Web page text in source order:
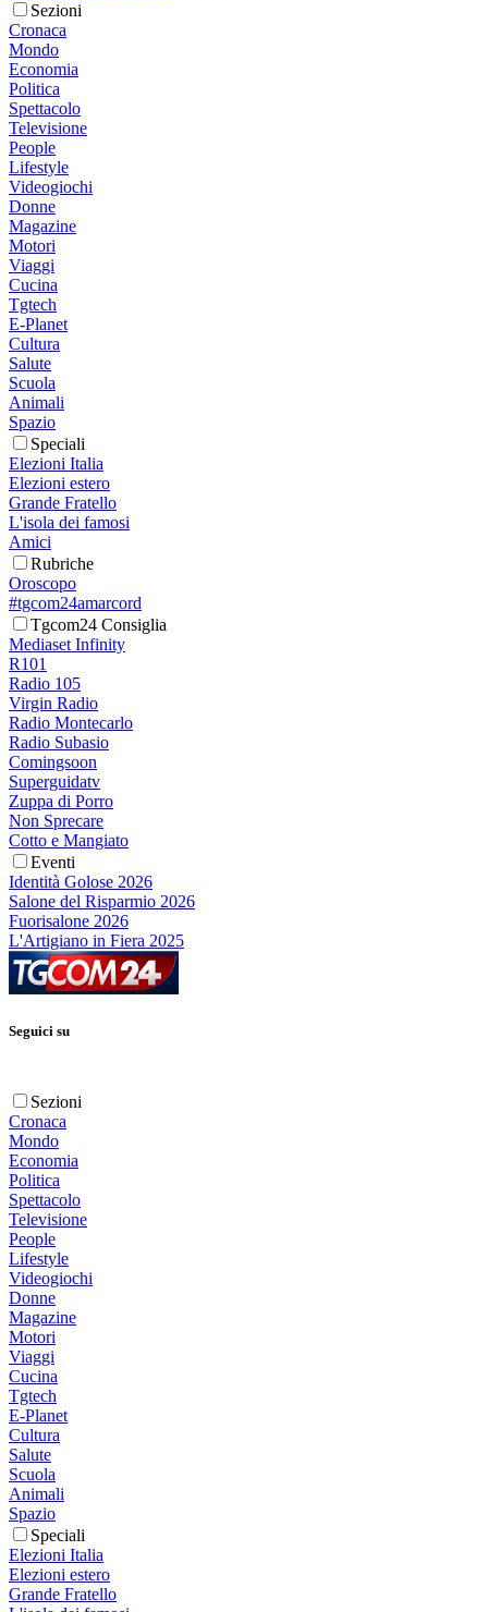
Sezioni
Cronaca
Mondo
Economia
Politica
Spettacolo
Televisione
People
Lifestyle
Videogiochi
Donne
Magazine
Motori
Viaggi
Cucina
Tgtech
E-Planet
Cultura
Salute
Scuola
Animali
Spazio
Speciali
Elezioni Italia
Elezioni estero
Grande Fratello
L'isola dei famosi
Amici
Rubriche
Oroscopo
#tgcom24amarcord
Tgcom24 Consiglia
Mediaset Infinity
R101
Radio 105
Virgin Radio
Radio Montecarlo
Radio Subasio
Comingsoon
Superguidatv
Zuppa di Porro
Non Sprecare
Cotto e Mangiato
Eventi
Identità Golose 2026
Salone del Risparmio 2026
Fuorisalone 2026
L'Artigiano in Fiera 2025
Seguici su
Sezioni
Cronaca
Mondo
Economia
Politica
Spettacolo
Televisione
People
Lifestyle
Videogiochi
Donne
Magazine
Motori
Viaggi
Cucina
Tgtech
E-Planet
Cultura
Salute
Scuola
Animali
Spazio
Speciali
Elezioni Italia
Elezioni estero
Grande Fratello